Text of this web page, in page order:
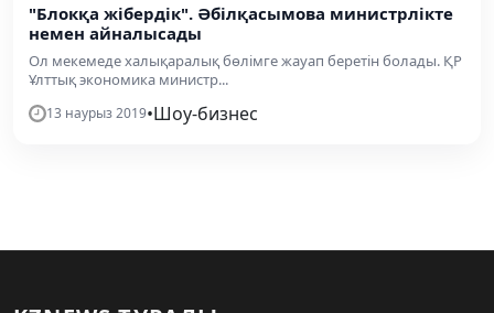
"Блокқа жібердік". Әбілқасымова министрлікте
немен айналысады
Ол мекемеде халықаралық бөлімге жауап беретін болады. ҚР
Ұлттық экономика министр...
13 наурыз 2019•Шоу-бизнес